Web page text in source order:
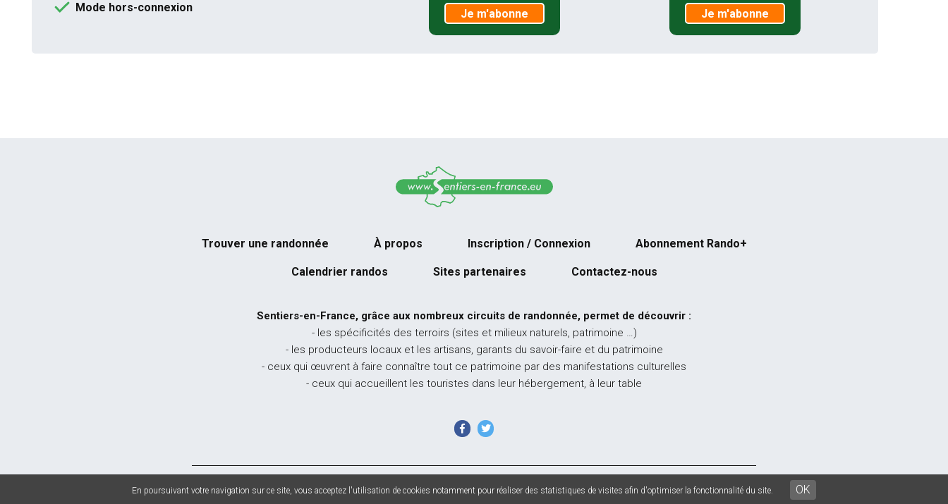
Mode hors-connexion
Je m'abonne Je m'abonne
Trouver une randonnée À propos Inscription / Connexion Abonnement Rando+
Calendrier randos Sites partenaires Contactez-nous
Sentiers-en-France, grâce aux nombreux circuits de randonnée, permet de découvrir :
- les spécificités des terroirs (sites et milieux naturels, patrimoine …)
- les producteurs locaux et les artisans, garants du savoir-faire et du patrimoine
- ceux qui œuvrent à faire connaître tout ce patrimoine par des manifestations culturelles
- ceux qui accueillent les touristes dans leur hébergement, à leur table
© 2026 Sentiers en France - Tous droits réservés - Photos non contractuelles - Mentions légales - CGV
En poursuivant votre navigation sur ce site, vous acceptez l'utilisation de cookies notamment pour réaliser des statistiques de visites afin d'optimiser la fonctionnalité du site. OK